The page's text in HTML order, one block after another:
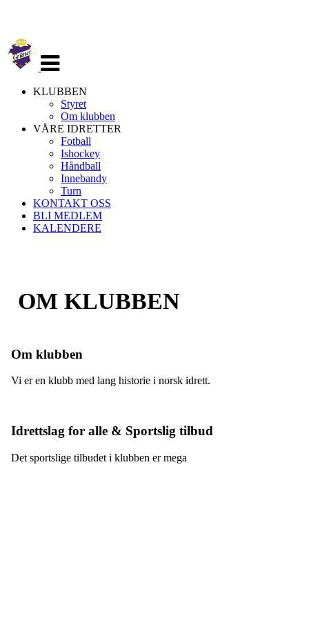
navigasjon
KLUBBEN
Styret
Om klubben
VÅRE IDRETTER
Fotball
Ishockey
Håndball
Innebandy
Turn
KONTAKT OSS
BLI MEDLEM
KALENDERE
OM KLUBBEN
Om klubben
Vi er en klubb med lang historie i norsk idrett.
Idrettslag for alle & Sportslig tilbud
Det sportslige tilbudet i klubben er mega